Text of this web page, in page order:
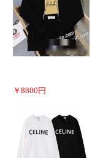
￥ 8800 円